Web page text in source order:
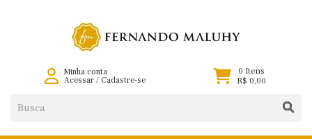
Minha conta
Acessar/ Cadastre-se
0 Itens
R$ 0,00